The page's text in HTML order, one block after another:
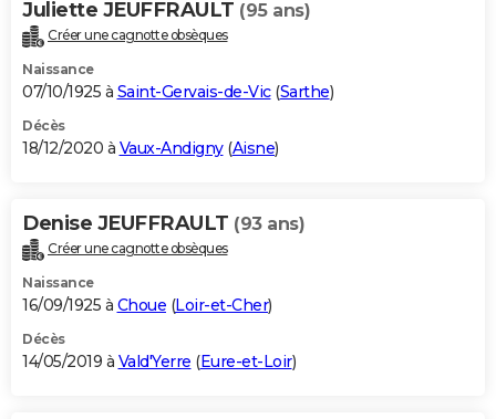
Juliette JEUFFRAULT (95 ans)
Créer une cagnotte obsèques
Naissance
07/10/1925 à Saint-Gervais-de-Vic(Sarthe)
Décès
18/12/2020 à Vaux-Andigny(Aisne)
Denise JEUFFRAULT (93 ans)
Créer une cagnotte obsèques
Naissance
16/09/1925 à Choue (Loir-et-Cher)
Décès
14/05/2019 à Vald'Yerre (Eure-et-Loir)